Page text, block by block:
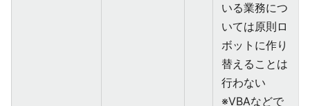
いる業務につ
いては原則ロ
ボットに作り
替えることは
行わない
※VBAなどで